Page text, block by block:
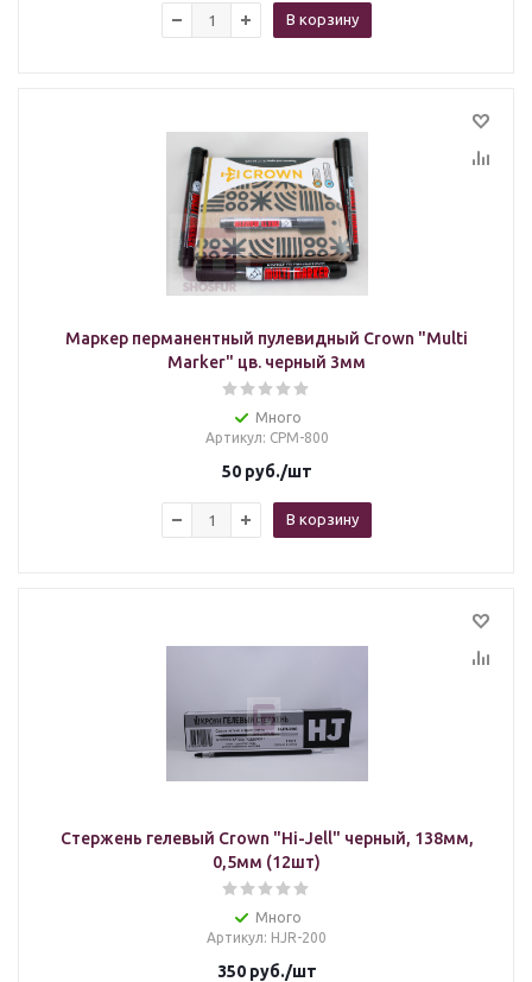
В корзину
Маркер перманентный пулевидный Crown "Multi
Marker" цв. черный 3мм
Много
Артикул: СРМ-800
50руб./шт
В корзину
Стержень гелевый Crown "Hi-Jell" черный, 138мм,
0,5мм (12шт)
Много
Артикул: HJR-200
350руб./шт